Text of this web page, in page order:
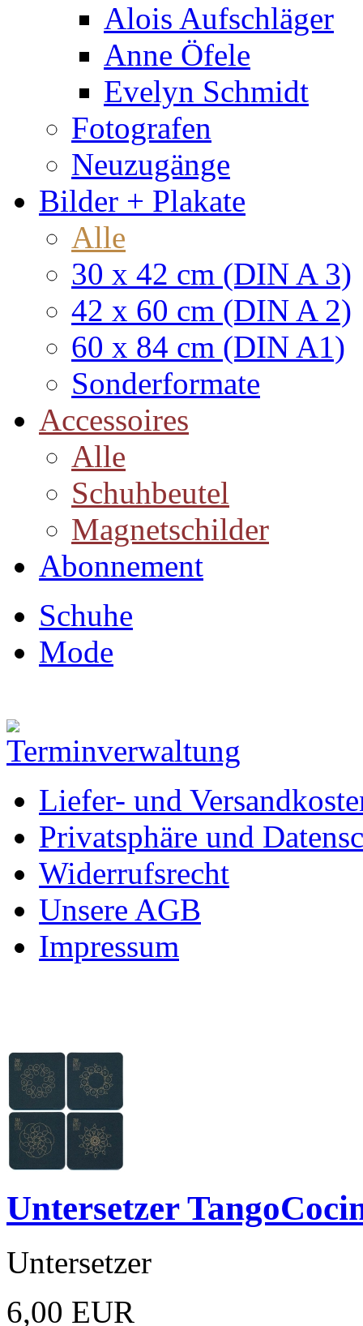
Alois Aufschläger
Anne Öfele
Evelyn Schmidt
Fotografen
Neuzugänge
Bilder + Plakate
Alle
30 x 42 cm (DIN A 3)
42 x 60 cm (DIN A 2)
60 x 84 cm (DIN A1)
Sonderformate
Accessoires
Alle
Schuhbeutel
Magnetschilder
Abonnement
Schuhe
Mode
Liefer- und
Privatsphäre und
Widerrufsrecht
Unsere AGB
Impressum
Untersetzer
Untersetzer
6,00 EUR